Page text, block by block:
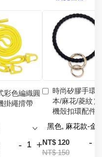
彩色編織圓
掛繩揹帶
- +
時尚矽膠手環
本/麻花/菱紋）
機殼扣環配件
NT$ 120
NT$ 150
-